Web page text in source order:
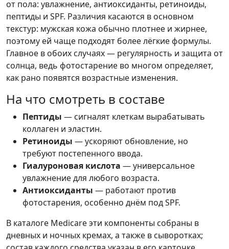
от пола: увлажнение, антиоксиданты, ретиноиды,
пептиды и SPF. Различия касаются в основном
текстур: мужская кожа обычно плотнее и жирнее,
поэтому ей чаще подходят более лёгкие формулы.
Главное в обоих случаях — регулярность и защита от
солнца, ведь фотостарение во многом определяет,
как рано появятся возрастные изменения.
На что смотреть в составе
Пептиды — сигналят клеткам вырабатывать
коллаген и эластин.
Ретиноиды — ускоряют обновление, но
требуют постепенного ввода.
Гиалуроновая кислота — универсальное
увлажнение для любого возраста.
Антиоксиданты — работают против
фотостарения, особенно днём под SPF.
В каталоге Medicare эти компоненты собраны в
дневных и ночных кремах, а также в сыворотках;